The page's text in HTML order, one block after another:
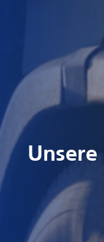
Unsere